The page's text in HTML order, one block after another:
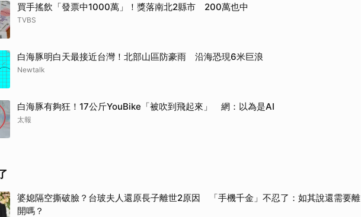
買手搖飲「發票中1000萬」！獎落南北2縣市 200萬也中
TVBS
白海豚明白天最接近台灣！北部山區防豪雨 沿海恐現6米巨浪
Newtalk
白海豚有夠狂！17公斤YouBike「被吹到飛起來」 網：以為是AI
太報
婆媳隔空撕破臉？台玻夫人還原長子離世2原因 「手機千金」不忍了：如其說還需要離
開嗎？